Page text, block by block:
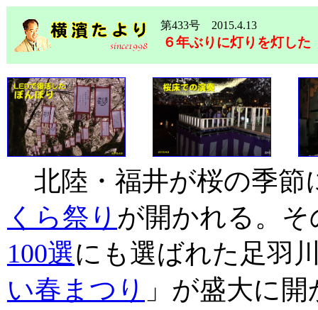
第433号 2015.4.13
６年ぶりに灯りを灯し
北陸・福井が桜の季節
くら祭り が開かれる。
100選にも選ばれた足羽
い春まつり 」が盛大に